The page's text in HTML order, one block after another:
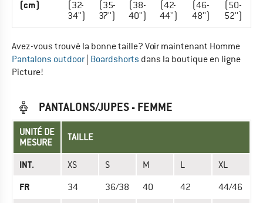
(cm)
(32-
34'')
(35-
37'')
(38-
40'')
(42-
44'')
(46-
48'')
(50-
52'')
Avez-vous trouvé la bonne taille? Voir maintenant Homme
Pantalons outdoor Boardshorts dans la boutique en ligne
Picture!
PANTALONS/JUPES - FEMME
UNITÉ DE
MESURE
TAILLE
INT. XS S M L XL
FR 34 36/38 40 42 44/46